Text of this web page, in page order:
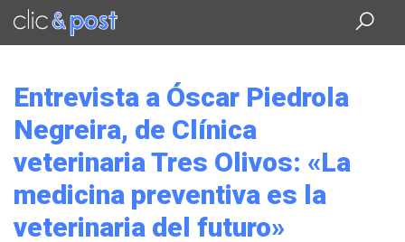
Saltar
contenido
Entrevista a Óscar Piedrola
Negreira, de Clínica
veterinaria Tres Olivos: «La
medicina preventiva es la
veterinaria del futuro»